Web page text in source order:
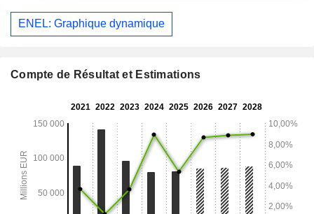
ENEL: Graphique dynamique
Compte de Résultat et Estimations